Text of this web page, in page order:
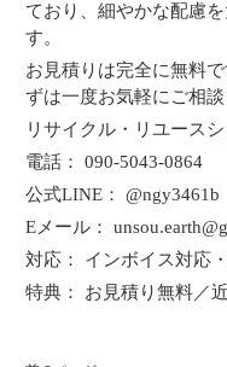
ており、細やかな配慮
す。
お見積りは完全に無料
ずは一度お気軽にご相談
リサイクル・リユース
電話： 090-5043-0864
公式LINE： @ngy3461b
Eメール：
対応： インボイス対応
特典： お見積り無料／